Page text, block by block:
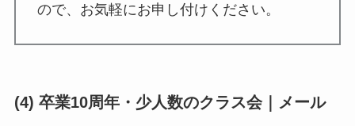
ので、お気軽にお申し付けください。
(4) 卒業10周年・少人数のクラス会｜メール